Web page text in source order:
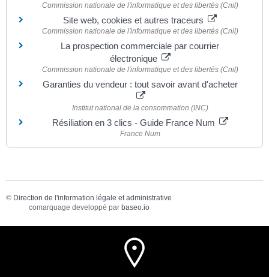
Commission nationale de l'informatique et des libertés (Cnil)
Site web, cookies et autres traceurs
Commission nationale de l'informatique et des libertés (Cnil)
La prospection commerciale par courrier
électronique
Commission nationale de l'informatique et des libertés (Cnil)
Garanties du vendeur : tout savoir avant d'acheter
Institut national de la consommation (INC)
Résiliation en 3 clics - Guide France Num
France Num
© Direction de l'information légale et administrative
comarquage developpé par baseo.io